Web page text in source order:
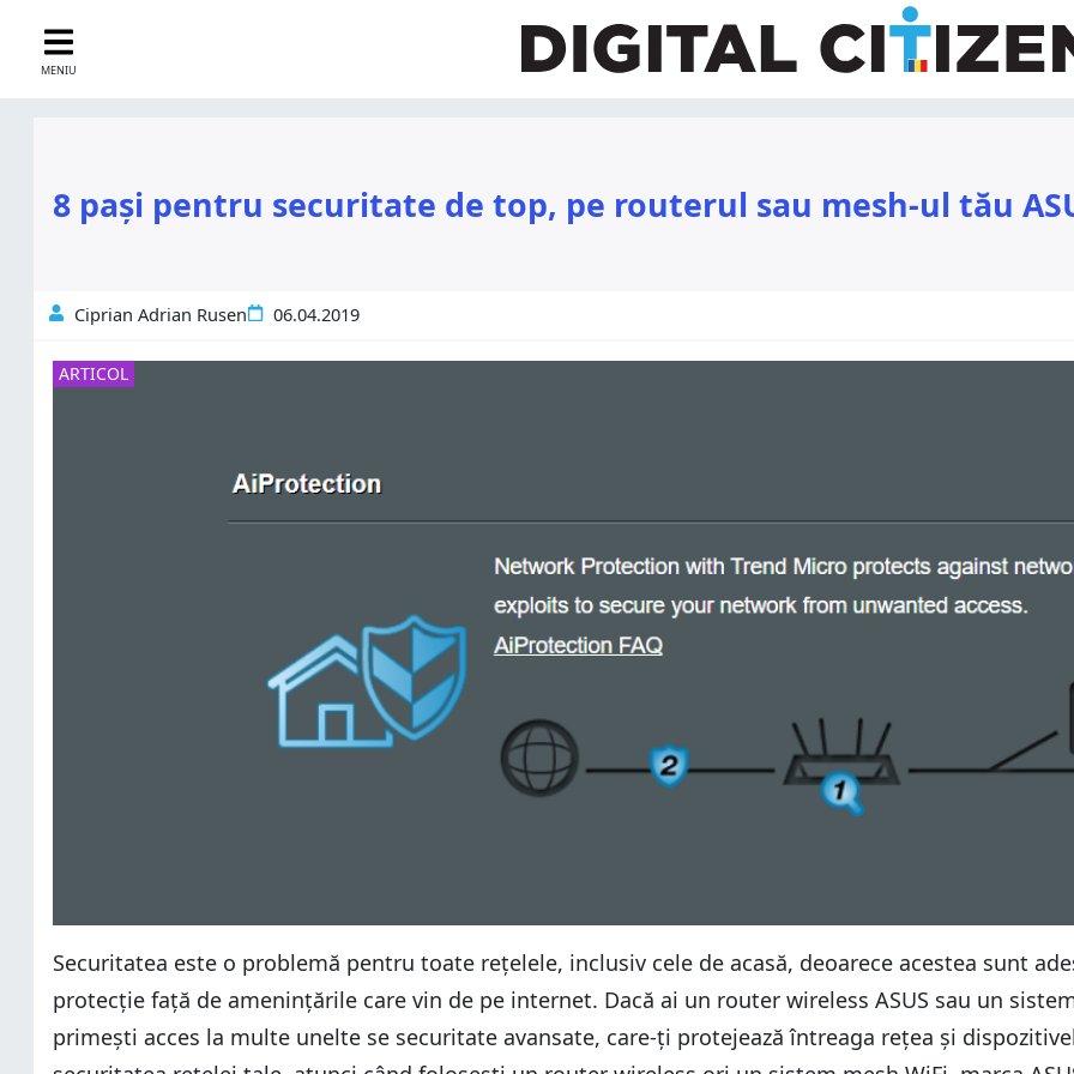
MENIU
8 pași pentru securitate de top, pe routerul sau mesh-ul tău
Ciprian Adrian Rusen 06.04.2019
ARTICOL
Securitatea este o problemă pentru toate rețelele, inclusiv cele de acasă, deoarece acestea sunt
protecție față de amenințările care vin de pe internet. Dacă ai un router wireless ASUS sau un
primești acces la multe unelte se securitate avansate, care-ți protejează întreaga rețea și